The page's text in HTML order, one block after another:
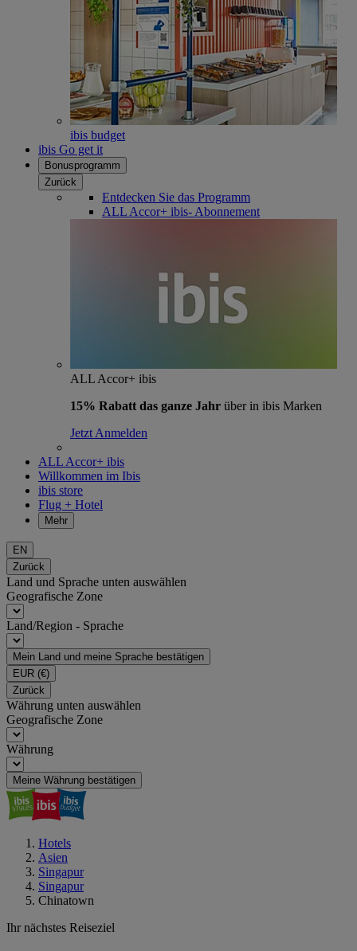
ibis budget
ibis Go get it
Bonusprogramm
Zurück
Entdecken Sie das Programm
ALL Accor+ ibis- Abonnement
ALL Accor+ ibis
15% Rabatt das ganze Jahr über in ibis Marken
Jetzt Anmelden
ALL Accor+ ibis
Willkommen im Ibis
ibis store
Flug + Hotel
Mehr
EN
Zurück
Land und Sprache unten auswählen
Geografische Zone
Land/Region - Sprache
Mein Land und meine Sprache bestätigen
EUR (€)
Zurück
Währung unten auswählen
Geografische Zone
Währung
Meine Währung bestätigen
Hotels
Asien
Singapur
Singapur
Chinatown
Ihr nächstes Reiseziel